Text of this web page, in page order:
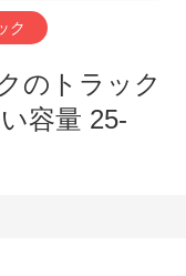
ク
のトラック
容量 25-